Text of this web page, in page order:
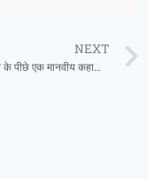
NEXT
प्रत्येक मामले के पीछे एक मानवीय कहानी होती है संघर्ष की, आशा की, और न्यायपालिका में विश्वास की-मुख्य न्यायाधीश रमेश सिन्हा